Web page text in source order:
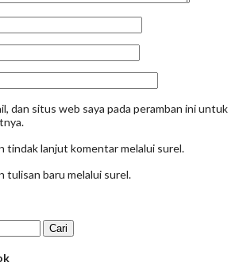
dan situs web saya pada peramban ini untuk
tindak lanjut komentar melalui surel.
tulisan baru melalui surel.